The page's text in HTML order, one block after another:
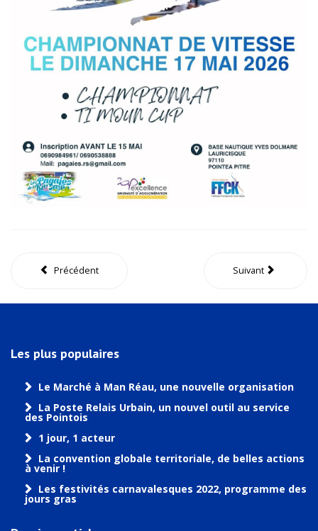
Précédent Suivant
Les plus populaires
Le Marché à Man Réau, une nouvelle organisation
La Poste Relais Urbain, un nouvel outil au service
des Pointois
1 jour, 1 acteur
La convention globale territoriale, de belles actions
à venir !
Les festivités carnavalesques 2022, programme des
jours gras